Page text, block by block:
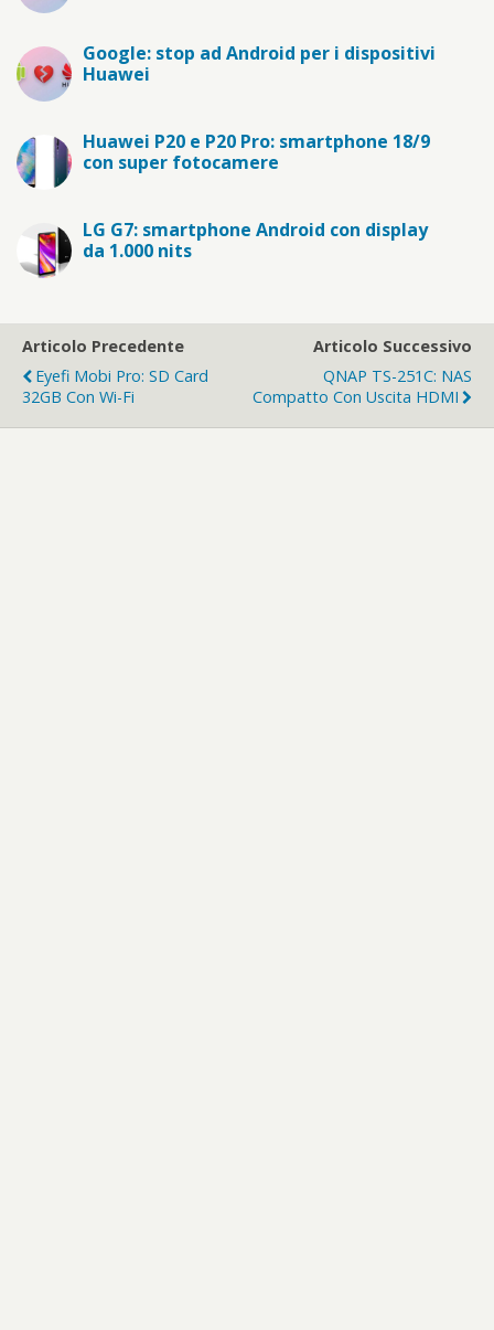
Google: stop ad Android per i dispositivi
Huawei
Huawei P20 e P20 Pro: smartphone 18/9
con super fotocamere
LG G7: smartphone Android con display
da 1.000 nits
Articolo Precedente
Eyefi Mobi Pro: SD Card
32GB Con Wi-Fi
Articolo Successivo
QNAP TS-251C: NAS
Compatto Con Uscita HDMI